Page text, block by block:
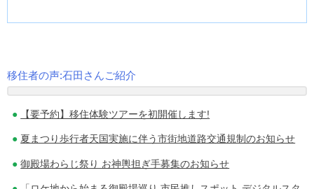
投
稿
ナ
ビ
移住者の声:石田さんご紹介
【要予約】移住体験ツアーを初開催します!
夏まつり歩行者天国実施に伴う市街地道路交通規制のお知らせ
御殿場わらじ祭り お神輿担ぎ手募集のお知らせ